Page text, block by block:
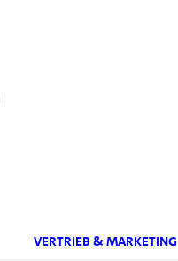
VERTRIEB & MARKETING